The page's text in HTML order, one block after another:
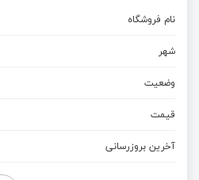
نام فروشگاه
شهر
وضعیت
قیمت
آخرین بروزرسانی